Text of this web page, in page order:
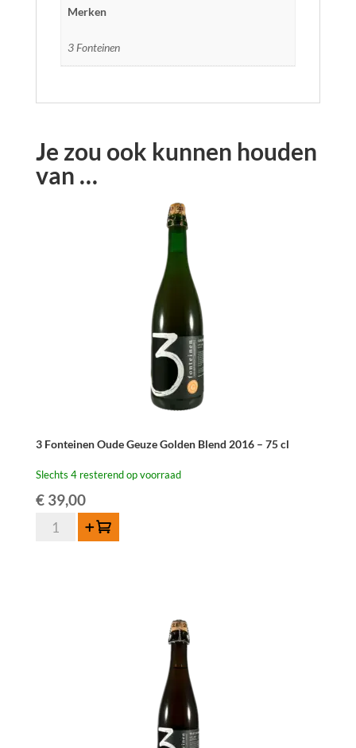
Merken
3 Fonteinen
Je zou ook kunnen houden
van …
3 Fonteinen Oude Geuze Golden Blend 2016 – 75 cl
Slechts 4 resterend op voorraad
€39,00
Fonteinen
Toevoegen